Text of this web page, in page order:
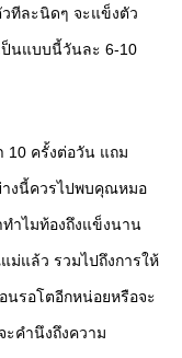
ทีละนิดๆ จะแข็งตัว
ป็นแบบนี้วันละ 6-10
10 ครั้งต่อวัน แถม
างนี้ควรไปพบคุณหมอ
ำไมท้องถึงแข็งนาน
ม่แล้ว รวมไปถึงการให้
นรอโตอีกหน่อยหรือจะ
คำนึงถึงความ